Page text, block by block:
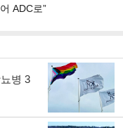
ADC로”
병 3